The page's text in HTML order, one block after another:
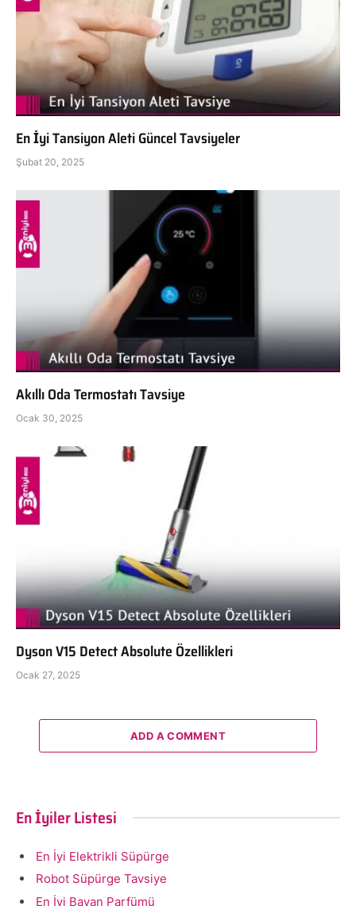
En İyi Tansiyon Aleti Güncel Tavsiyeler
Şubat 20, 2025
Akıllı Oda Termostatı Tavsiye
Ocak 30, 2025
Dyson V15 Detect Absolute Özellikleri
Ocak 27, 2025
ADD A COMMENT
En İyiler Listesi
En İyi Elektrikli Süpürge
Robot Süpürge Tavsiye
En İyi Bayan Parfümü